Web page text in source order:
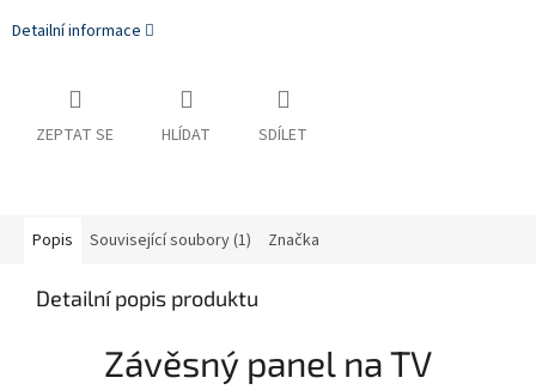
Detailní informace
ZEPTAT SE HLÍDAT SDÍLET
Popis Související soubory (1) Značka
Detailní popis produktu
Závěsný panel na TV